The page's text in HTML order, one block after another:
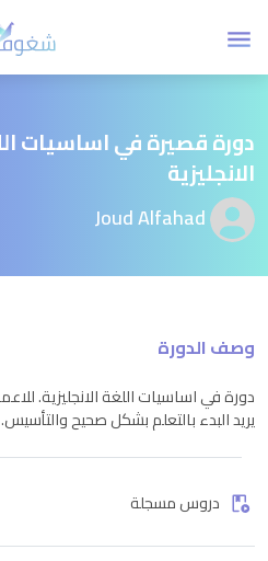
دورة قصيرة في اساسيات
الانجليزية
Joud Alfahad
وصف الدورة
يريد البدء بالتعلم بشكل صحيح والتأسيس.
دروس مسجلة